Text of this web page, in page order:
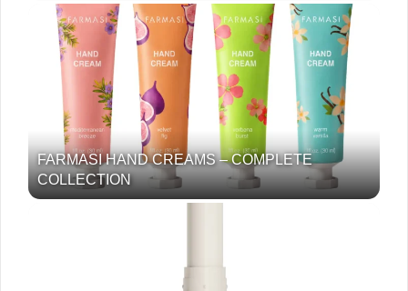
FARMASI HAND CREAMS – COMPLETE
COLLECTION